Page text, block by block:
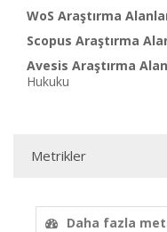
WoS Araştırma
Scopus Araştırma
Avesis Araştırma
Hukuku
Metrikler
Daha fazla